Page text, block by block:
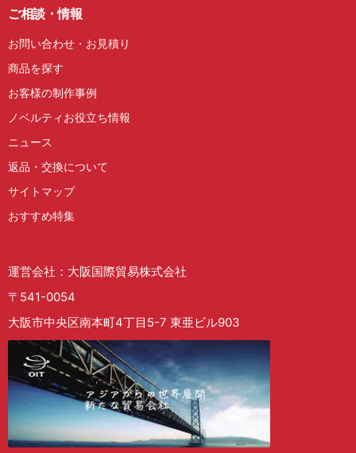
ご相談・情報
お問い合わせ・お見積り
商品を探す
お客様の制作事例
ノベルティお役立ち情報
ニュース
返品・交換について
サイトマップ
おすすめ特集
運営会社：大阪国際貿易株式会社
〒541-0054
大阪市中央区南本町4丁目5-7 東亜ビル903